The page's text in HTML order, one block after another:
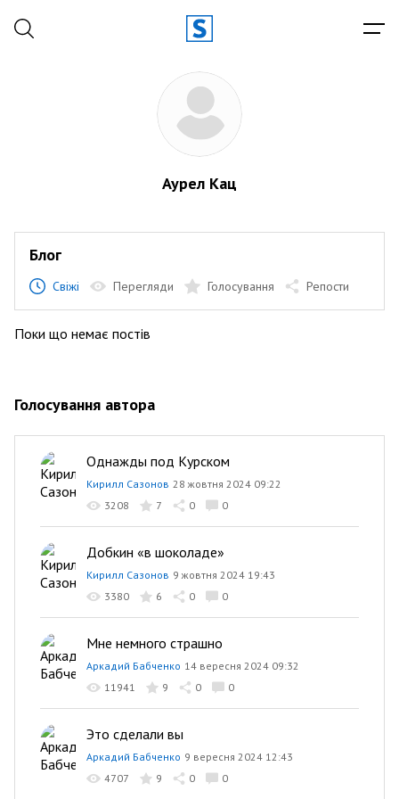
Аурел Кац
Блог
Свіжі Перегляди Голосування Репости
Поки що немає постів
Голосування автора
Однажды под Курском
Кирилл Сазонов 28 жовтня 2024 09:22
3208
7 0 0
Добкин «в шоколаде»
Кирилл Сазонов 9 жовтня 2024 19:43
3380
6 0 0
Мне немного страшно
Аркадий Бабченко 14 вересня 2024 09:32
11941
9 0 0
Это сделали вы
Аркадий Бабченко 9 вересня 2024 12:43
4707
9 0 0